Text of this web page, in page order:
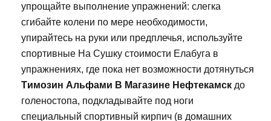
упрощайте выполнение упражнений: слегка
сгибайте колени по мере необходимости,
упирайтесь на руки или предплечья, используйте
спортивные На Сушку стоимости Елабуга в
упражнениях, где пока нет возможности дотянуться
Tимозин Альфами В Магазине Нефтекамск до
голеностопа, подкладывайте под ноги
специальный спортивный кирпич (в домашних